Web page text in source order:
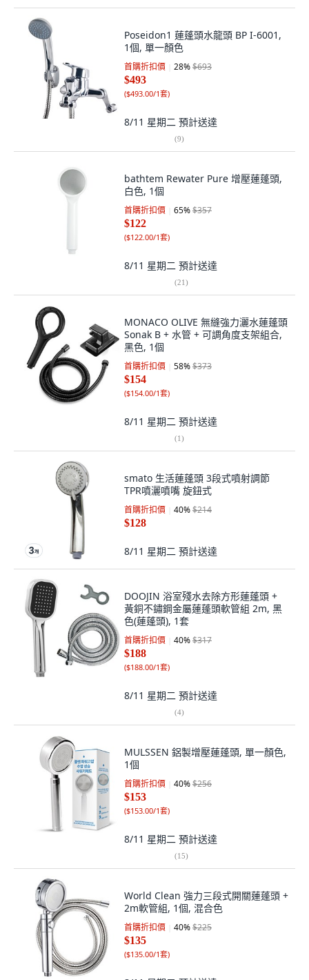
Poseidon1 蓮蓬頭水龍頭 BP I-6001,
1個, 單一顏色
首購折扣價 28%$693
$493
($493.00/1套)
8/11 星期二 預計送達
(9)
bathtem Rewater Pure 增壓蓮蓬頭,
白色, 1個
首購折扣價 65%$357
$122
($122.00/1套)
8/11 星期二 預計送達
(21)
MONACO OLIVE 無縫強力灑水蓮蓬頭
Sonak B + 水管 + 可調角度支架組合,
黑色, 1個
首購折扣價 58%$373
$154
($154.00/1套)
8/11 星期二 預計送達
(1)
smato 生活蓮蓬頭 3段式噴射調節
TPR噴灑噴嘴 旋鈕式
首購折扣價 40%$214
$128
8/11 星期二 預計送達
DOOJIN 浴室殘水去除方形蓮蓬頭 +
黃銅不鏽鋼金屬蓮蓬頭軟管組 2m, 黑
色(蓮蓬頭), 1套
首購折扣價 40%$317
$188
($188.00/1套)
8/11 星期二 預計送達
(4)
MULSSEN 鋁製增壓蓮蓬頭, 單一顏色,
1個
首購折扣價 40%$256
$153
($153.00/1套)
8/11 星期二 預計送達
(15)
World Clean 強力三段式開關蓮蓬頭 +
2m軟管組, 1個, 混合色
首購折扣價 40%$225
$135
($135.00/1套)